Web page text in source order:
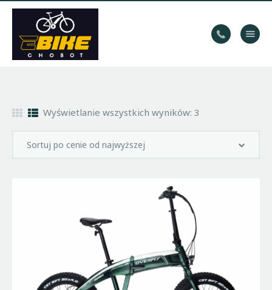
HOME
TRASY
KONTAKT
Wyświetlanie wszystkich wyników: 3